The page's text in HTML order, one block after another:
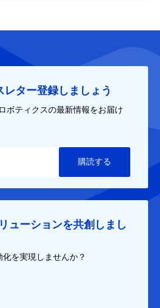
ター登録しましょう
ボティクスの最新情報をお届け
購読する
ューションを共創しまし
を実現しませんか？